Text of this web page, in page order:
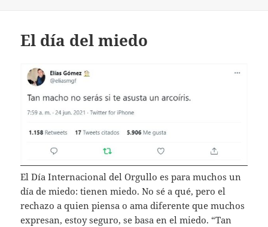
El día del miedo
El Día Internacional del Orgullo es para muchos un
día de miedo: tienen miedo. No sé a qué, pero el
rechazo a quien piensa o ama diferente que muchos
expresan, estoy seguro, se basa en el miedo. “Tan